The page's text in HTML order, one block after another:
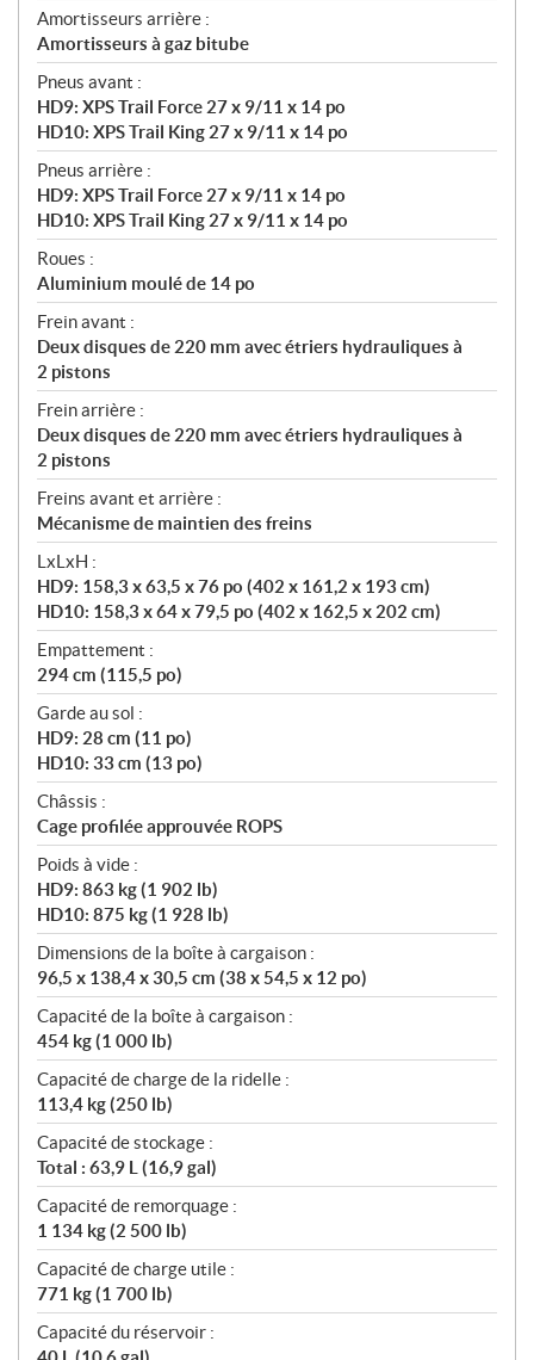
Amortisseurs arrière :
Amortisseurs à gaz bitube
Pneus avant :
HD9: XPS Trail Force 27 x 9/11 x 14 po
HD10: XPS Trail King 27 x 9/11 x 14 po
Pneus arrière :
HD9: XPS Trail Force 27 x 9/11 x 14 po
HD10: XPS Trail King 27 x 9/11 x 14 po
Roues :
Aluminium moulé de 14 po
Frein avant :
Deux disques de 220 mm avec étriers hydrauliques à
2 pistons
Frein arrière :
Deux disques de 220 mm avec étriers hydrauliques à
2 pistons
Freins avant et arrière :
Mécanisme de maintien des freins
LxLxH :
HD9: 158,3 x 63,5 x 76 po (402 x 161,2 x 193 cm)
HD10: 158,3 x 64 x 79,5 po (402 x 162,5 x 202 cm)
Empattement :
294 cm (115,5 po)
Garde au sol :
HD9: 28 cm (11 po)
HD10: 33 cm (13 po)
Châssis :
Cage profilée approuvée ROPS
Poids à vide :
HD9: 863 kg (1 902 lb)
HD10: 875 kg (1 928 lb)
Dimensions de la boîte à cargaison :
96,5 x 138,4 x 30,5 cm (38 x 54,5 x 12 po)
Capacité de la boîte à cargaison :
454 kg (1 000 lb)
Capacité de charge de la ridelle :
113,4 kg (250 lb)
Capacité de stockage :
Total : 63,9 L (16,9 gal)
Capacité de remorquage :
1 134 kg (2 500 lb)
Capacité de charge utile :
771 kg (1 700 lb)
Capacité du réservoir :